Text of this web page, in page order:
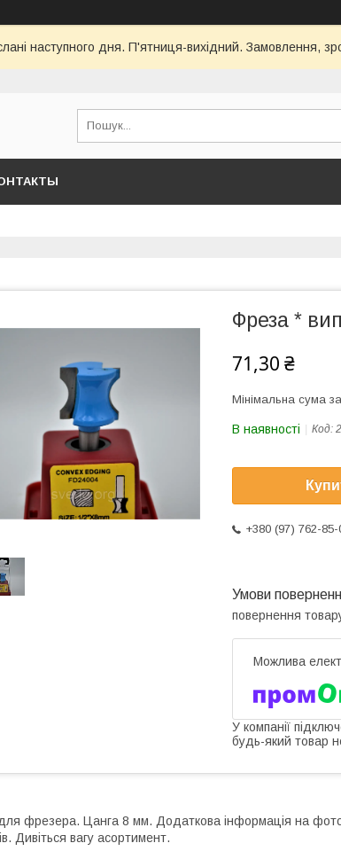
наступного дня. П'ятниця-вихідний. Замовлення,
Фреза *
71,30 ₴
Мінімальна сума
В наявності Код:
+380 (97) 762-85-
повернення
У компанії
будь-який товар
фрезера. Цанга 8 мм. Додаткова інформація на
Дивіться вагу асортимент.